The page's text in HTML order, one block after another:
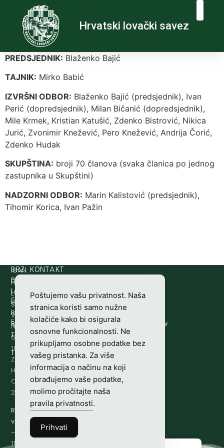
Hrvatski lovački savez
PREDSJEDNIK: Blaženko Bajić
TAJNIK: Mirko Babić
IZVRŠNI ODBOR: Blaženko Bajić (predsjednik), Ivan
Perić (dopredsjednik), Milan Bičanić (dopredsjednik),
Mile Krmek, Kristian Katušić, Zdenko Bistrović, Nikica
Jurić, Zvonimir Knežević, Pero Knežević, Andrija Čorić,
Zdenko Hudak
SKUPŠTINA: broji 70 članova (svaka članica po jednog
zastupnika u Skupštini)
NADZORNI ODBOR: Marin Kalistović (predsjednik),
Tihomir Korica, Ivan Pažin
HRVATSKI
LOVAČKI
SAVEZ
Vladimira
Nazora
63
10000
Zagreb,
Hrvatska
OIB-
28817560444
Radno
vrijeme:
–
15:00
IBAN:
HR8124020061100501497
SWIFT/BIC
:
ESBCHR22
BRZI KONTAKT
Prijava štete:
Lovne iskaznice:
rh.moc.slh
@acinzaksi
Lovno osposobljavanje:
rh.ude-slh
@ofni
Redakcija/ digitalni mediji:@aidem
Računovodstvo:
rh.moc.slh
@ovtsdovonucar
Tajništvo:
rh.sl
@slh
Telefon: +385 (0)1 48 34 560
Poštujemo vašu privatnost. Naša
stranica koristi samo nužne
kolačiće kako bi osigurala
osnovne funkcionalnosti. Ne
prikupljamo osobne podatke bez
vašeg pristanka. Za više
informacija o načinu na koji
obrađujemo vaše podatke,
molimo pročitajte naša
pravila privatnosti.
Prihvati